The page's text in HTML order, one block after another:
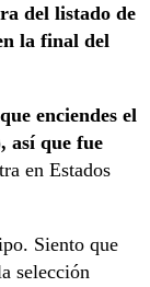
del listado de
la final del
enciendes el
así que fue
en Estados
Siento que
selección